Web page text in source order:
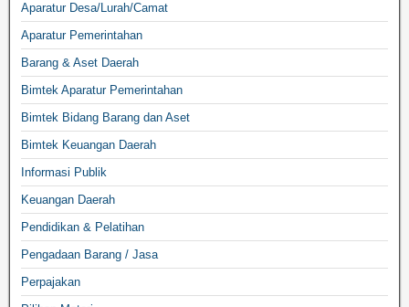
Aparatur Desa/Lurah/Camat
Aparatur Pemerintahan
Barang & Aset Daerah
Bimtek Aparatur Pemerintahan
Bimtek Bidang Barang dan Aset
Bimtek Keuangan Daerah
Informasi Publik
Keuangan Daerah
Pendidikan & Pelatihan
Pengadaan Barang / Jasa
Perpajakan